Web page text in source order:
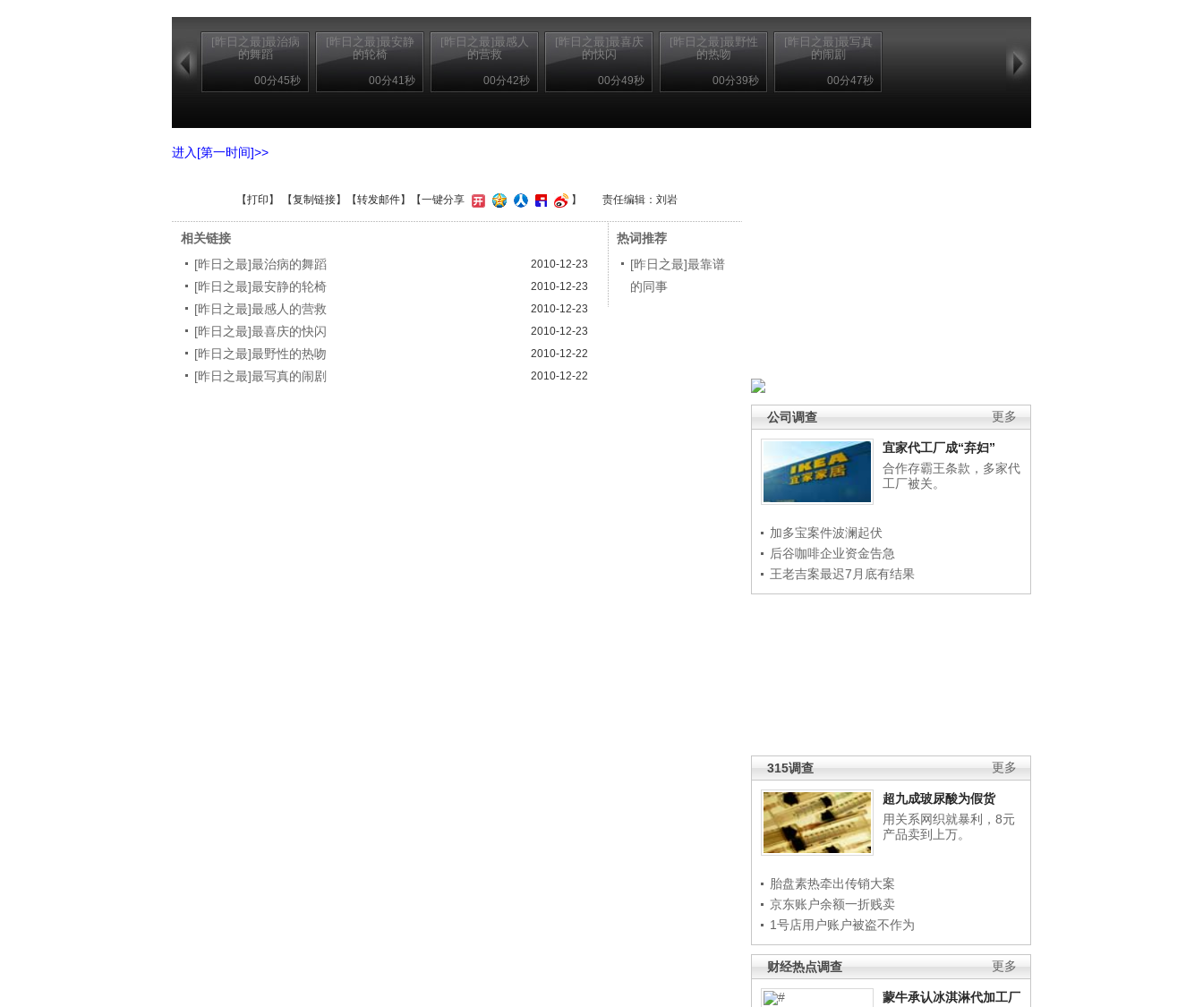
[昨日之最]最治病
的舞蹈
00分45秒
[昨日之最]最安静
的轮椅
00分41秒
[昨日之最]最感人
的营救
00分42秒
[昨日之最]最喜庆
的快闪
00分49秒
[昨日之最]最野性
的热吻
00分39秒
[昨日之最]最写真
的闹剧
00分47秒
更多
公司调查
宜家代工厂成“弃妇”
合作存霸王条款，多家代
工厂被关。
加多宝案件波澜起伏
后谷咖啡企业资金告急
王老吉案最迟7月底有结果
更多
315调查
超九成玻尿酸为假货
用关系网织就暴利，8元
产品卖到上万。
胎盘素热牵出传销大案
京东账户余额一折贱卖
1号店用户账户被盗不作为
更多
财经热点调查
蒙牛承认冰淇淋代加工厂
进入[第一时间]>>
【打印 】 【复制链接】【转发邮件】 【一键分享 】 责任编辑：刘岩
相关链接
[昨日之最]最治病的舞蹈
2010-12-23
[昨日之最]最安静的轮椅 2010-12-23
[昨日之最]最感人的营救 2010-12-23
[昨日之最]最喜庆的快闪 2010-12-23
[昨日之最]最野性的热吻 2010-12-22
[昨日之最]最写真的闹剧 2010-12-22
热词推荐
[昨日之最]最靠谱
的同事